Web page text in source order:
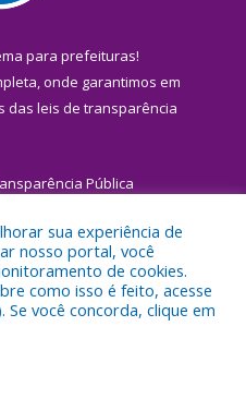
para prefeituras!
onde garantimos em
das leis de transparência
Pública
Municipal de Igarapé-
sua experiência de
nosso portal, você
de cookies.
como isso é feito, acesse
Se você concorda, clique em